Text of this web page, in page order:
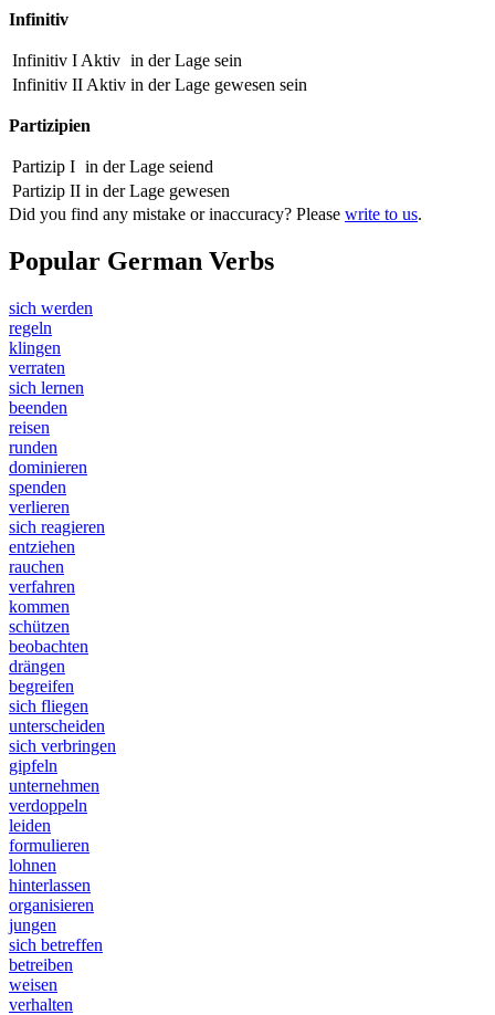
Infinitiv
Infinitiv I Aktiv in der Lage sein
Infinitiv II Aktiv in der Lage gewesen sein
Partizipien
Partizip I in der Lage seiend
Partizip II in der Lage gewesen
Did you find any mistake or inaccuracy? Please write to us.
Popular German Verbs
sich werden
regeln
klingen
verraten
sich lernen
beenden
reisen
runden
dominieren
spenden
verlieren
sich reagieren
entziehen
rauchen
verfahren
kommen
schützen
beobachten
drängen
begreifen
sich fliegen
unterscheiden
sich verbringen
gipfeln
unternehmen
verdoppeln
leiden
formulieren
lohnen
hinterlassen
organisieren
jungen
sich betreffen
betreiben
weisen
verhalten